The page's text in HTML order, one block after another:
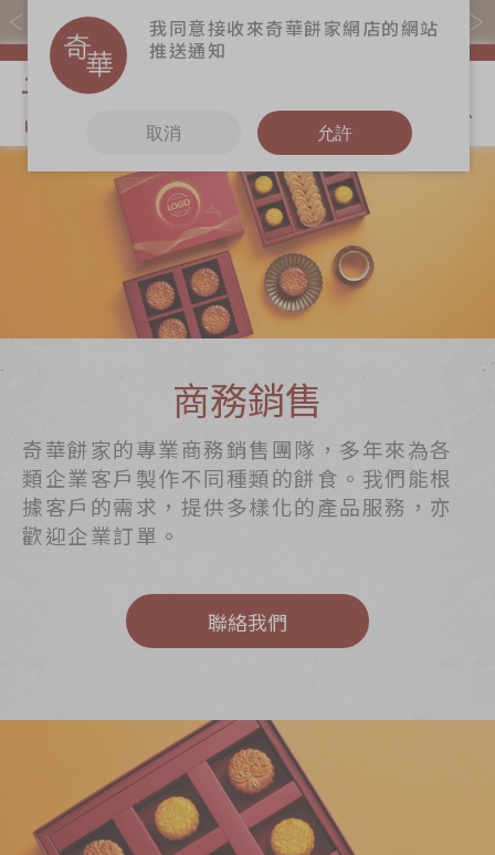
易賞錢會員憑推廣碼購買現貨產品可賺易賞錢($5=1分)
關於奇華
商務銷售
奇華餅食
香港至尊月餅
2026
賀年食品
嫁女餅 | 嫁喜禮
手信禮品
家鄉餅食｜香港
製造
節日時令食品
奇華迪士尼禮盒
奇華LINE
FRIENDS禮盒
產品價目表
更多
奇華Fans
奇華工作坊
奇華茶室
聯絡奇華
简体
商務銷售
奇華餅家的專業商務銷售團隊，多年來為各
類企業客戶製作不同種類的餅食。我們能根
據客戶的需求，提供多樣化的產品服務，亦
歡迎企業訂單。
聯絡我們
我同意接收來奇華餅家網店的網站
推送通知
取消 允許